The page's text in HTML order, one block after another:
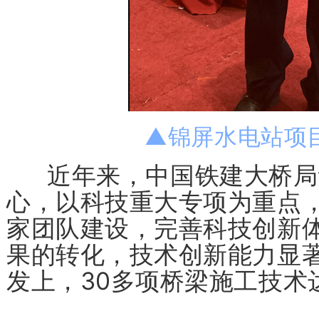
▲锦屏水电站项
近年来，中国铁建大桥局
心，以科技重大专项为重点
家团队建设，完善科技创新
果的转化，技术创新能力显
发上，30多项桥梁施工技术